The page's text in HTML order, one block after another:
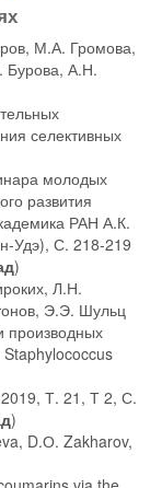
М.А. Громова,
Бурова, А.Н.
селективных
молодых
развития
РАН А.К.
Удэ), С. 218-219
)
Л.Н.
Э.Э. Шульц
производных
Т. 21, Т 2, С.
)
D.О. Zakharov,